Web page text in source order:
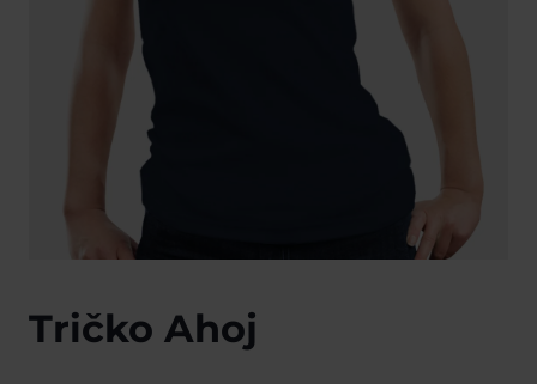
Tričko Ahoj